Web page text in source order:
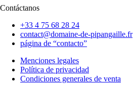
Contáctanos
+33 4 75 68 28 24
contact@domaine-de-pipangaille.fr
página de “contacto”
Menciones legales
Política de privacidad
Condiciones generales de venta